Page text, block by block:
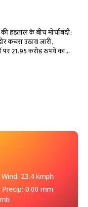
हड़ताल के बीच मोर्चाबंदी:
कचरा उठाव जारी,
पर 21.95 करोड़ रुपये का...
Wind: 23.4 kmph
Precip: 0.00 mm